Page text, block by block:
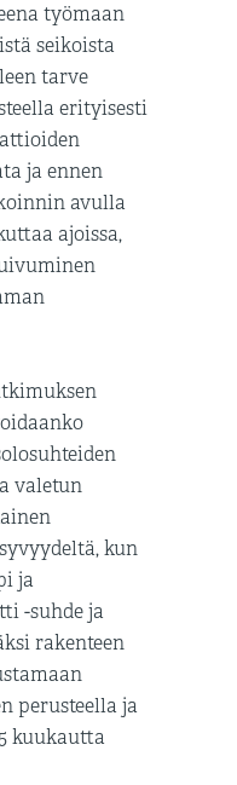
työmaan
seikoista
tarve
erityisesti
ja ennen
avulla
ajoissa,
valetun
kun
ja
-suhde ja
rakenteen
perusteella ja
kuukautta